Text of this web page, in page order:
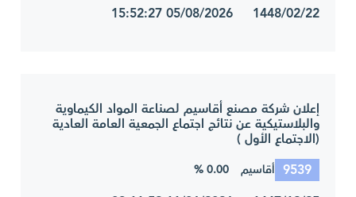
1448/02/22 05/08/2026 15:52:27
إعلان شركة مصنع أقاسيم لصناعة المواد الكيماوية
والبلاستيكية عن نتائج اجتماع الجمعية العامة العادية
(الاجتماع الأول )
9539 أقاسيم 0.00 %